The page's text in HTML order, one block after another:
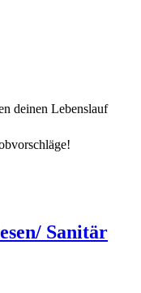
deinen Lebenslauf
Sanitär